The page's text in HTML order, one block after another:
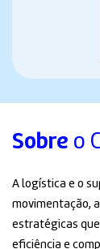
Sobre o
A logística e o
movimentação,
estratégicas
eficiência e